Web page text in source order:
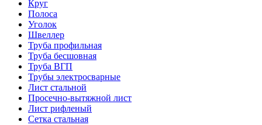
Круг
Полоса
Уголок
Швеллер
Труба профильная
Труба бесшовная
Труба ВГП
Трубы электросварные
Лист стальной
Просечно-вытяжной лист
Лист рифленый
Сетка стальная